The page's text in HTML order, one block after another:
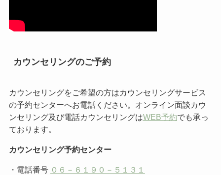
カウンセリングのご予約
カウンセリングをご希望の方はカウンセリングサービス
の予約センターへお電話ください。オンライン面談カウ
ンセリング及び電話カウンセリングはWEB予約でも承っ
ております。
カウンセリング予約センター
・電話番号 ０６－６１９０－５１３１